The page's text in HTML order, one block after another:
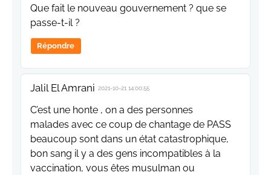
Que fait le nouveau gouvernement ? que se
passe-t-il ?
Répondre
Jalil El Amrani 2021-10-21 14:00:55
C’est une honte , on a des personnes
malades avec ce coup de chantage de PASS
beaucoup sont dans un état catastrophique,
bon sang il y a des gens incompatibles à la
vaccination, vous êtes musulman ou